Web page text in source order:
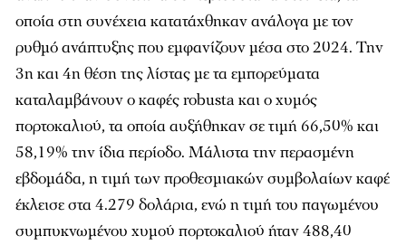
οποία στη συνέχεια κατατάχθηκαν ανάλογα με τον
ρυθμό ανάπτυξης που εμφανίζουν μέσα στο 2024. Την
3η και 4η θέση της λίστας με τα εμπορεύματα
καταλαμβάνουν ο καφές robusta και ο χυμός
πορτοκαλιού, τα οποία αυξήθηκαν σε τιμή 66,50% και
58,19% την ίδια περίοδο. Μάλιστα την περασμένη
εβδομάδα, η τιμή των προθεσμιακών συμβολαίων καφέ
έκλεισε στα 4.279 δολάρια, ενώ η τιμή του παγωμένου
συμπυκνωμένου χυμού πορτοκαλιού ήταν 488,40